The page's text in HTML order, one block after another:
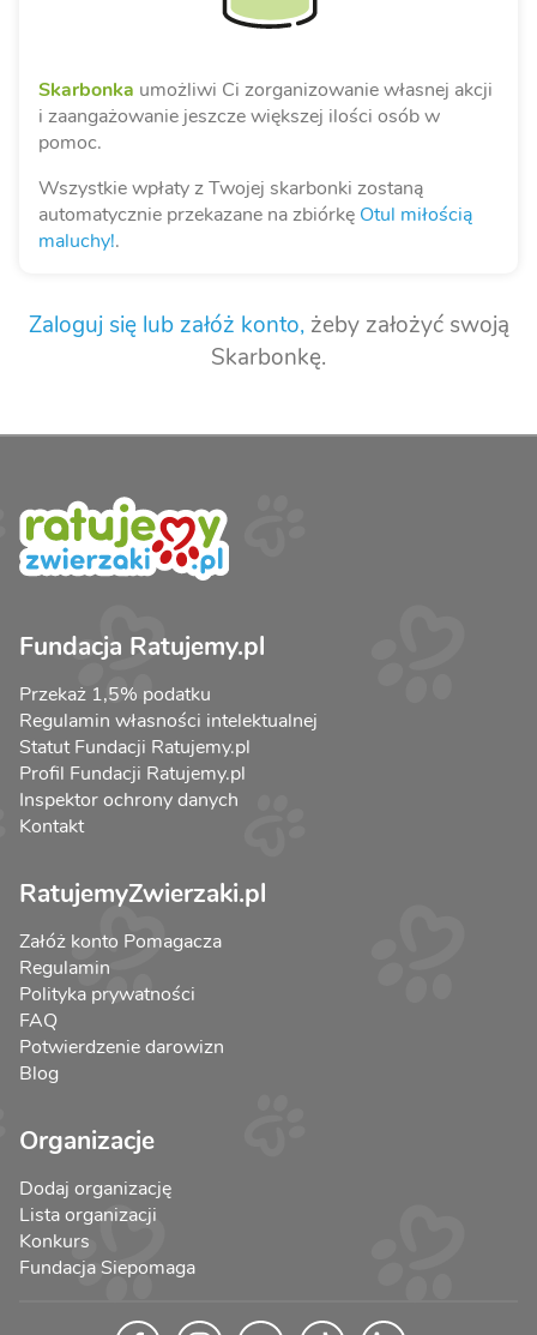
Skarbonka umożliwi Ci zorganizowanie własnej akcji
i zaangażowanie jeszcze większej ilości osób w
pomoc.
Wszystkie wpłaty z Twojej skarbonki zostaną
automatycznie przekazane na zbiórkę Otul miłością
maluchy!.
Zaloguj się lub załóż konto,żeby założyć swoją
Skarbonkę.
Fundacja Ratujemy.pl
Przekaż 1,5% podatku
Regulamin własności intelektualnej
Statut Fundacji Ratujemy.pl
Profil Fundacji Ratujemy.pl
Inspektor ochrony danych
Kontakt
RatujemyZwierzaki.pl
Załóż konto Pomagacza
Regulamin
Polityka prywatności
FAQ
Potwierdzenie darowizn
Blog
Organizacje
Dodaj organizację
Lista organizacji
Konkurs
Fundacja Siepomaga